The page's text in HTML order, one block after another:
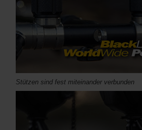
Stützen sind fest miteinander verbunden